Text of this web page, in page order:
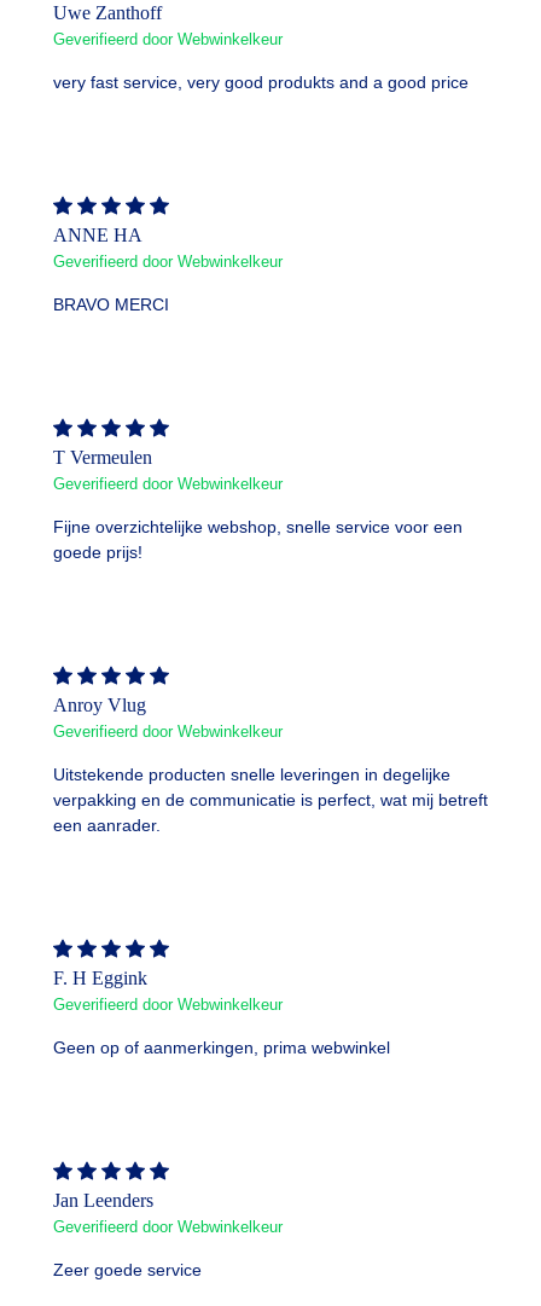
Uwe Zanthoff
Geverifieerd door Webwinkelkeur
very fast service, very good produkts and a good price
ANNE HA
Geverifieerd door Webwinkelkeur
BRAVO MERCI
T Vermeulen
Geverifieerd door Webwinkelkeur
Fijne overzichtelijke webshop, snelle service voor een
goede prijs!
Anroy Vlug
Geverifieerd door Webwinkelkeur
Uitstekende producten snelle leveringen in degelijke
verpakking en de communicatie is perfect, wat mij betreft
een aanrader.
F. H Eggink
Geverifieerd door Webwinkelkeur
Geen op of aanmerkingen, prima webwinkel
Jan Leenders
Geverifieerd door Webwinkelkeur
Zeer goede service